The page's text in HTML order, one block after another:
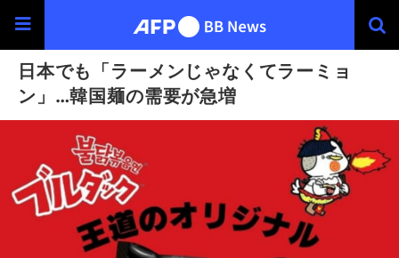
日本でも「ラーメンじゃなくてラーミョ
ン」…韓国麺の需要が急増